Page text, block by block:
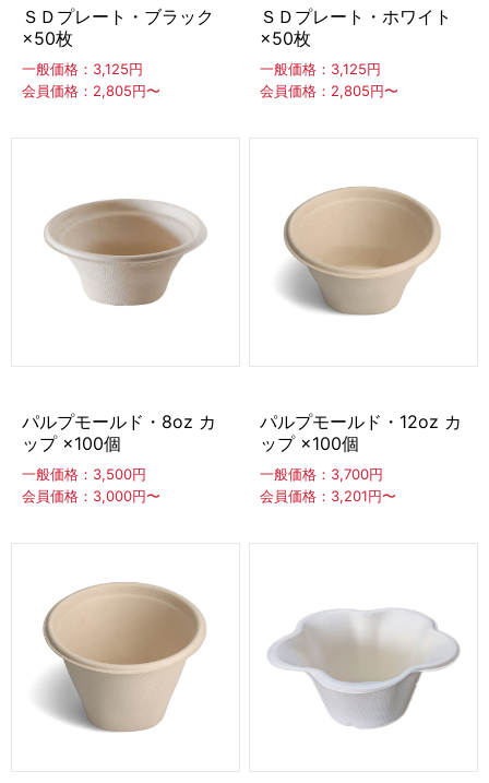
ＳＤプレート・ブラック
×50枚
一般価格：3,125円
会員価格：2,805円〜
ＳＤプレート・ホワイト
×50枚
一般価格：3,125円
会員価格：2,805円〜
パルプモールド・8oz カ
ップ ×100個
一般価格：3,500円
会員価格：3,000円〜
パルプモールド・12oz カ
ップ ×100個
一般価格：3,700円
会員価格：3,201円〜